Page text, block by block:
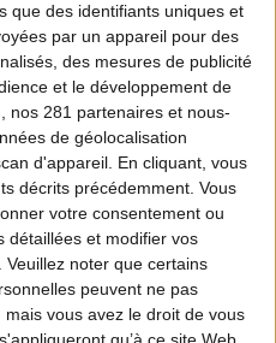
que des identifiants uniques et
par un appareil pour des
des mesures de publicité
et le développement de
nos 281 partenaires et nous-
de géolocalisation
d'appareil. En cliquant, vous
décrits précédemment. Vous
votre consentement ou
détaillées et modifier vos
Veuillez noter que certains
peuvent ne pas
vous avez le droit de vous